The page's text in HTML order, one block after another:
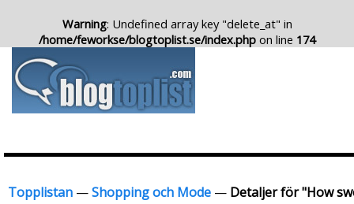
Warning: Undefined array key "delete_at" in
/home/feworkse/blogtoplist.se/index.php on line 174
Topplistan —Shopping och Mode — Detaljer för "How